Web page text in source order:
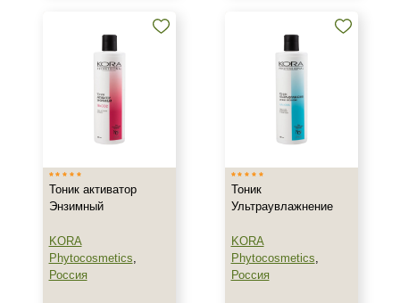
Тоник активатор
Энзимный
KORA
Phytocosmetics,
Россия
Тоник
Ультраувлажнение
KORA
Phytocosmetics,
Россия